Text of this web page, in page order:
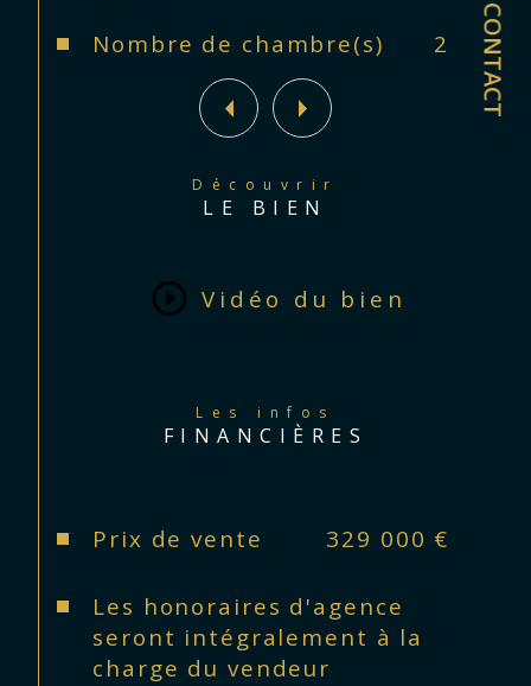
CONTACT
Nombre de chambre(s) 2
Découvrir
LE BIEN
Vidéo du bien
Les infos
FINANCIÈRES
Prix de vente 329 000 €
Les honoraires d'agence
seront intégralement à la
charge du vendeur